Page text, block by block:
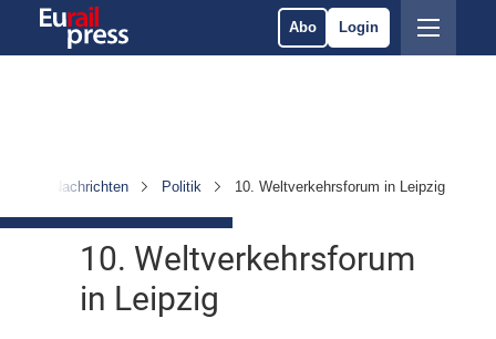
Abo Login
Nachrichten Politik 10. Weltverkehrsforum in Leipzig
10. Weltverkehrsforum
in Leipzig